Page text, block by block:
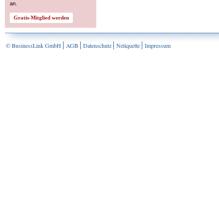
an.
© BusinessLink GmbH AGB Datenschutz Netiquette Impressum